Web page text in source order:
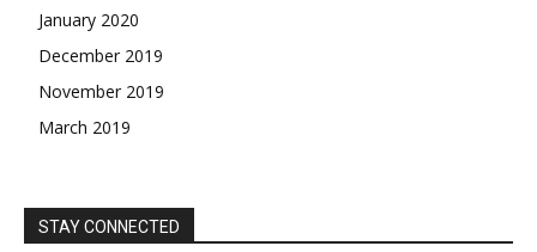
January 2020
December 2019
November 2019
March 2019
STAY CONNECTED